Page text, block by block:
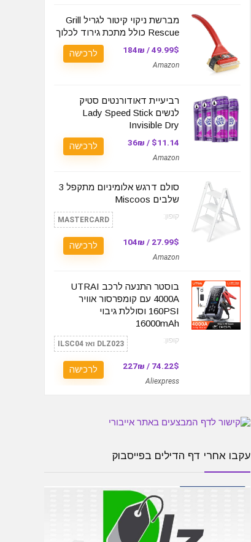
מברשת ניקוי קיטור לגריל Grill
Rescue כולל מתכת גירוד לכלוך
49.99$ / 184₪
Amazon
לרכישה
רביעיית דאודורנטים סטיק
לנשים Lady Speed Stick
Invisible Dry
$11.14 / 36₪
Amazon
לרכישה
סולם דרגש אלומיניום מתקפל 3
שלבים Miscoos
קופון: MASTERCARD
27.99$ / 104₪
Amazon
לרכישה
בוסטר התנעה לרכב UTRAI
4000A עם קומפרסור אוויר
160PSI וסוללת גיבוי
16000mAh
קופון: DLZ023 ואז ILSC04
74.22$ / 227₪
Aliexpress
לרכישה
עקבו אחרי דף הדילים בפייסבוק